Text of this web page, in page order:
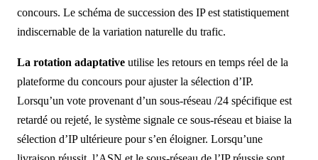
concours. Le schéma de succession des IP est statistiquement
indiscernable de la variation naturelle du trafic.
La rotation adaptative utilise les retours en temps réel de la
plateforme du concours pour ajuster la sélection d’IP.
Lorsqu’un vote provenant d’un sous-réseau /24 spécifique est
retardé ou rejeté, le système signale ce sous-réseau et biaise la
sélection d’IP ultérieure pour s’en éloigner. Lorsqu’une